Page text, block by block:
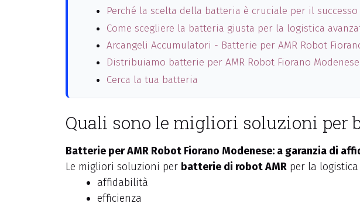
Perché la scelta della batteria è cruciale per il
Come scegliere la batteria giusta per la logistica
Arcangeli Accumulatori - Batterie per AMR Robot
Distribuiamo batterie per AMR Robot Fiorano Modenese
Cerca la tua batteria
Quali sono le migliori soluzioni per
Batterie per AMR Robot Fiorano Modenese: a garanzia di
Le migliori soluzioni per batterie di robot AMR per la
affidabilità
efficienza